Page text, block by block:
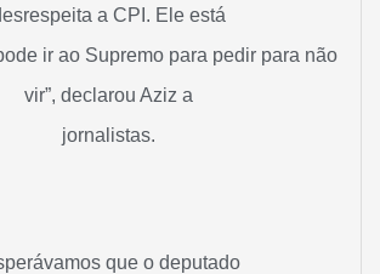
a CPI. Ele está
ir ao Supremo para pedir para não
vir”, declarou Aziz a
jornalistas.
que o deputado